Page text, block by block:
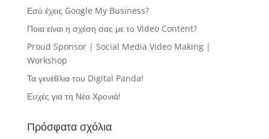
Εσύ έχεις Google My Business?
Ποια είναι η σχέση σας με το Video Content?
Proud Sponsor | Social Media Video Making |
Workshop
Τα γενέθλια του Digital Panda!
Ευχές για τη Νέα Χρονιά!
Πρόσφατα σχόλια